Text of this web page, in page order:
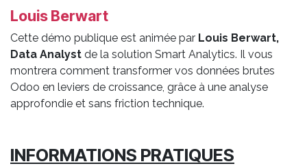
Louis Berwart
Cette démo publique est animée par Louis Berwart,
Data Analyst de la solution Smart Analytics. Il vous
montrera comment transformer vos données brutes
Odoo en leviers de croissance, grâce à une analyse
approfondie et sans friction technique.
INFORMATIONS PRATIQUES